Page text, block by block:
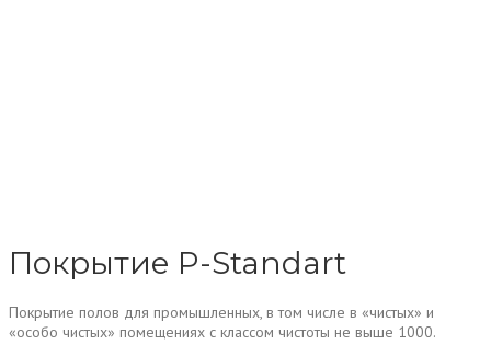
Покрытие P-Standart
Покрытие полов для промышленных, в том числе в «чистых» и
«особо чистых» помещениях с классом чистоты не выше 1000.